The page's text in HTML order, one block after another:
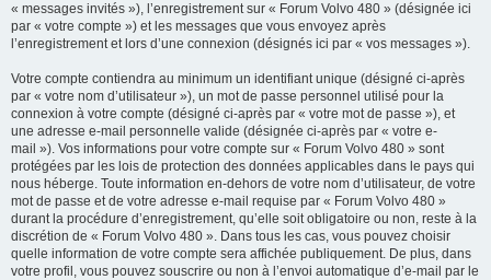
« messages invités »), l’enregistrement sur « Forum Volvo 480 » (désignée ici
par « votre compte ») et les messages que vous envoyez après
l’enregistrement et lors d’une connexion (désignés ici par « vos messages »).
Votre compte contiendra au minimum un identifiant unique (désigné ci-après
par « votre nom d’utilisateur »), un mot de passe personnel utilisé pour la
connexion à votre compte (désigné ci-après par « votre mot de passe »), et
une adresse e-mail personnelle valide (désignée ci-après par « votre e-
mail »). Vos informations pour votre compte sur « Forum Volvo 480 » sont
protégées par les lois de protection des données applicables dans le pays qui
nous héberge. Toute information en-dehors de votre nom d’utilisateur, de votre
mot de passe et de votre adresse e-mail requise par « Forum Volvo 480 »
durant la procédure d’enregistrement, qu’elle soit obligatoire ou non, reste à la
discrétion de « Forum Volvo 480 ». Dans tous les cas, vous pouvez choisir
quelle information de votre compte sera affichée publiquement. De plus, dans
votre profil, vous pouvez souscrire ou non à l’envoi automatique d’e-mail par le